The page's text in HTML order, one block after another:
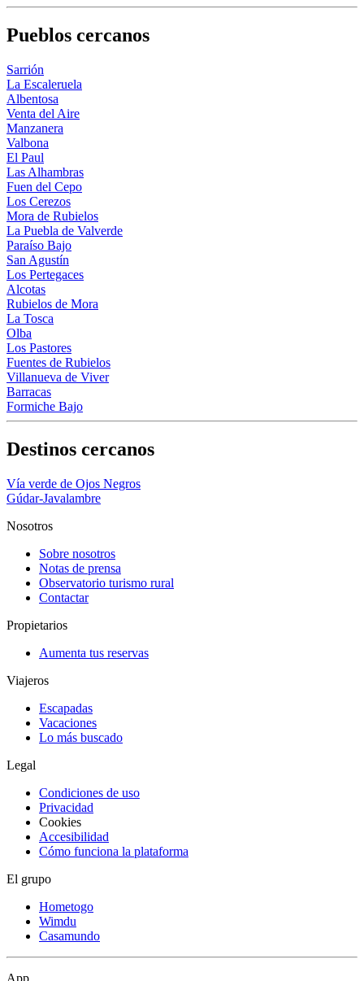
Pueblos cercanos
Sarrión
La Escaleruela
Albentosa
Venta del Aire
Manzanera
Valbona
El Paul
Las Alhambras
Fuen del Cepo
Los Cerezos
Mora de Rubielos
La Puebla de Valverde
Paraíso Bajo
San Agustín
Los Pertegaces
Alcotas
Rubielos de Mora
La Tosca
Olba
Los Pastores
Fuentes de Rubielos
Villanueva de Viver
Barracas
Formiche Bajo
Destinos cercanos
Vía verde de Ojos Negros
Gúdar-Javalambre
Nosotros
Sobre nosotros
Notas de prensa
Observatorio turismo rural
Contactar
Propietarios
Aumenta tus reservas
Viajeros
Escapadas
Vacaciones
Lo más buscado
Legal
Condiciones de uso
Privacidad
Cookies
Accesibilidad
Cómo funciona la plataforma
El grupo
Hometogo
Wimdu
Casamundo
App